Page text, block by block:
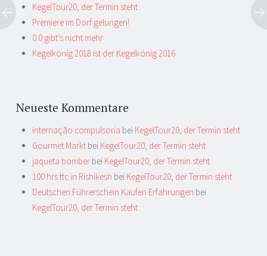
KegelTour20, der Termin steht
Premiere im Dorf gelungen!
0:0 gibt’s nicht mehr
Kegelkönig 2018 ist der Kegelkönig 2016
Neueste Kommentare
internação compulsoria bei KegelTour20, der Termin steht
Gourmet Markt bei KegelTour20, der Termin steht
jaqueta bomber bei KegelTour20, der Termin steht
100 hrs ttc in Rishikesh bei KegelTour20, der Termin steht
Deutschen Führerschein Kaufen Erfahrungen bei
KegelTour20, der Termin steht